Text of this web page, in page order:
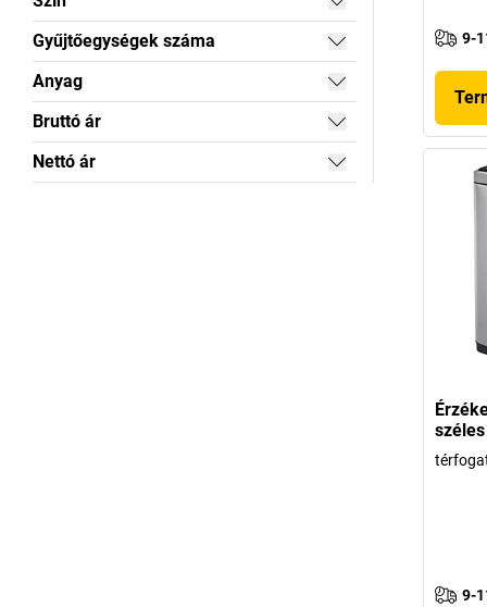
Gyűjtőegységek száma
Anyag
Bruttó ár
Nettó ár
9-
9-